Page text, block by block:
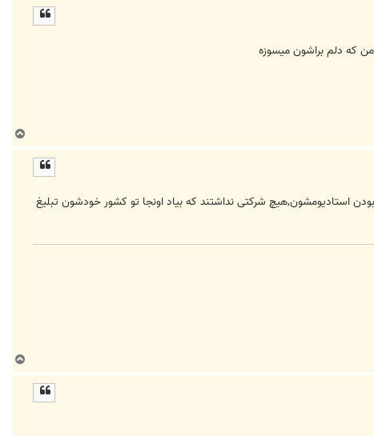
که دلم براشون میسوزه
ا
استادیومشون,هیچ شرکتی نداشتند که بیاد اونجا تو کشور خودشون تبلیغ
ا